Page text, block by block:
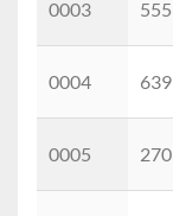
0003 555
0004 639
0005 270